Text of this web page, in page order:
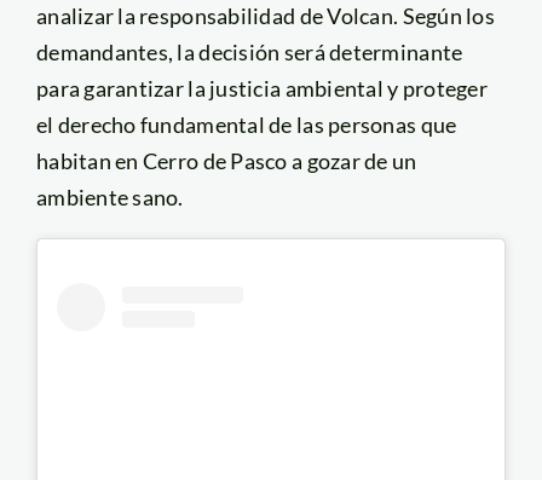
analizar la responsabilidad de Volcan. Según los
demandantes, la decisión será determinante
para garantizar la justicia ambiental y proteger
el derecho fundamental de las personas que
habitan en Cerro de Pasco a gozar de un
ambiente sano.